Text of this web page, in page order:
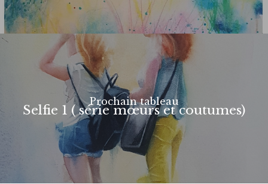
Prochain tableau
Selfie 1 ( série mœurs et coutumes)